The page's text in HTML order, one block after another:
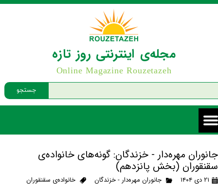
جستجو
مجله‌ی اینترنتی روز تازه
Online Magazine Rouzetazeh
جانوران مهره‌دار - خزندگان: گونه‌های خانواده‌ی
سقنقوران (بخش پانزدهم)
۲۱ دی ۱۴۰۴ جانوران مهره‌دار - خزندگان خانواده‌ی سقنقوران